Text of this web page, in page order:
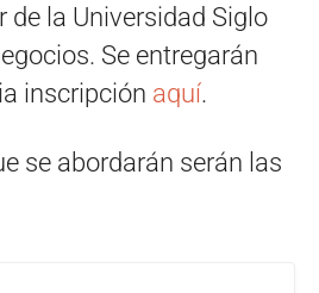
de la Universidad Siglo
Se entregarán
inscripción aquí.
se abordarán serán las